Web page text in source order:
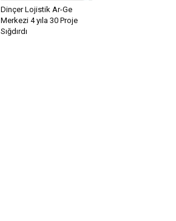
Dinçer Lojistik Ar-Ge
Merkezi 4 yıla 30 Proje
Sığdırdı